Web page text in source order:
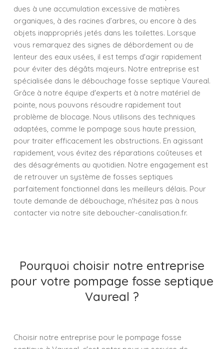
dues à une accumulation excessive de matières
organiques, à des racines d’arbres, ou encore à des
objets inappropriés jetés dans les toilettes. Lorsque
vous remarquez des signes de débordement ou de
lenteur des eaux usées, il est temps d'agir rapidement
pour éviter des dégâts majeurs. Notre entreprise est
spécialisée dans le débouchage fosse septique Vaureal.
Grâce à notre équipe d'experts et à notre matériel de
pointe, nous pouvons résoudre rapidement tout
problème de blocage. Nous utilisons des techniques
adaptées, comme le pompage sous haute pression,
pour traiter efficacement les obstructions. En agissant
rapidement, vous évitez des réparations coûteuses et
des désagréments au quotidien. Notre engagement est
de retrouver un système de fosses septiques
parfaitement fonctionnel dans les meilleurs délais. Pour
toute demande de débouchage, n'hésitez pas à nous
contacter via notre site deboucher-canalisation.fr.
Pourquoi choisir notre entreprise
pour votre pompage fosse septique
Vaureal ?
Choisir notre entreprise pour le pompage fosse